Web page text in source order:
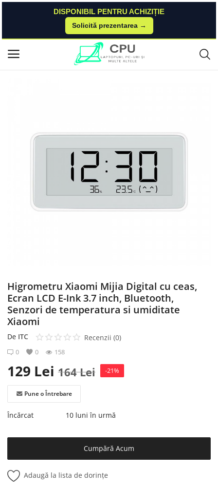
DISPONIBIL PENTRU ACHIZIȚIE
Solicită prezentarea →
Meniu principal
Listă de dorințe
Autentificare
Gadgets
Higrometru Xiaomi Mijia Digital cu ceas, Ecran LCD E-Ink 3.7 inch, Blueto
oth, Senzori de temperatura si umiditate Xiaomi
Higrometru Xiaomi Mijia Digital cu ceas,
Ecran LCD E-Ink 3.7 inch, Bluetooth,
Senzori de temperatura si umiditate
Xiaomi
De ITC Recenzii (0)
0 0 158
129 Lei 164Lei -21%
Pune o Întrebare
Încărcat 10 luni în urmă
Cumpără Acum
Adaugă la lista de dorințe